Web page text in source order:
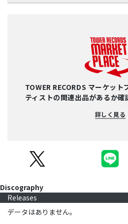
TOWER RECORDS マーケット
ティストの関連出品があるか確
詳しく見る
Discography
Releases
データはありません。